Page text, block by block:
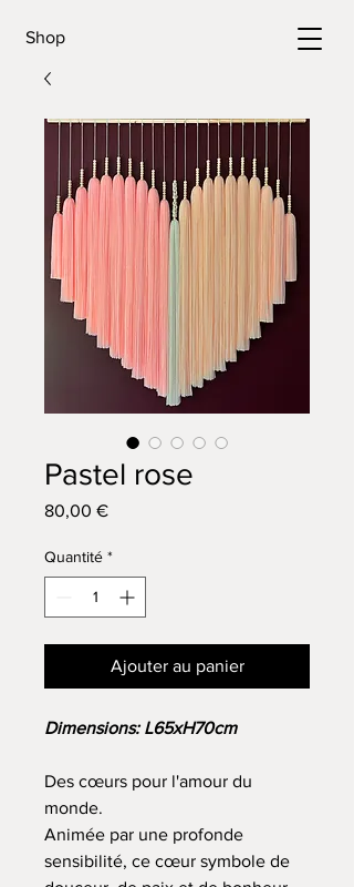
Shop
Pastel rose
80,00 €Prix
Quantité *
Ajouter au panier
Dimensions: L65xH70cm
Des cœurs pour l'amour du
monde.
Animée par une profonde
sensibilité, ce cœur symbole de